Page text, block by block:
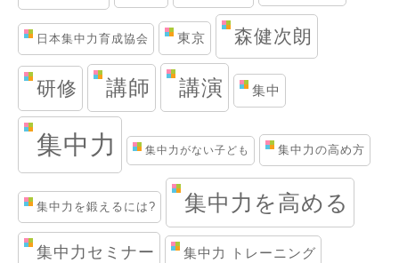
日本集中力育成協会 東京 森健次朗
研修 講師 講演 集中
集中力 集中力がない子ども 集中力の高め方
集中力を鍛えるには? 集中力を高める
集中力セミナー 集中力 トレーニング